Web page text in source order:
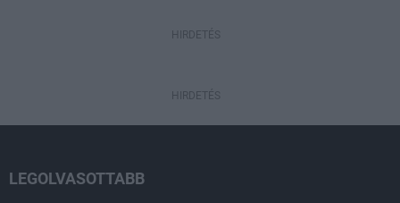
HIRDETÉS
HIRDETÉS
LEGOLVASOTTABB